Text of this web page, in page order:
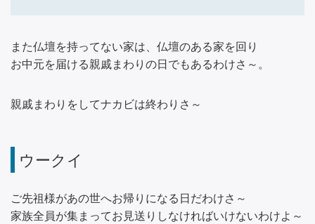
また仏壇を持ってない家は、仏壇のある家を回り
お中元を届ける親戚まわりの日でもあるわけさ～。
親戚まわりをしてナカビは終わりさ～
ウークイ
ご先祖様があの世へお帰りになる日だわけさ～
家族全員が集まってお見送りしなければいけないわけよ～